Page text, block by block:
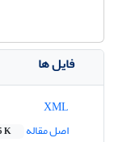
فایل ها
اصل مقاله
K